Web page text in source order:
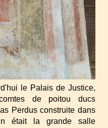
le Palais de Justice,
de poitou ducs
Perdus construite dans
était la grande salle